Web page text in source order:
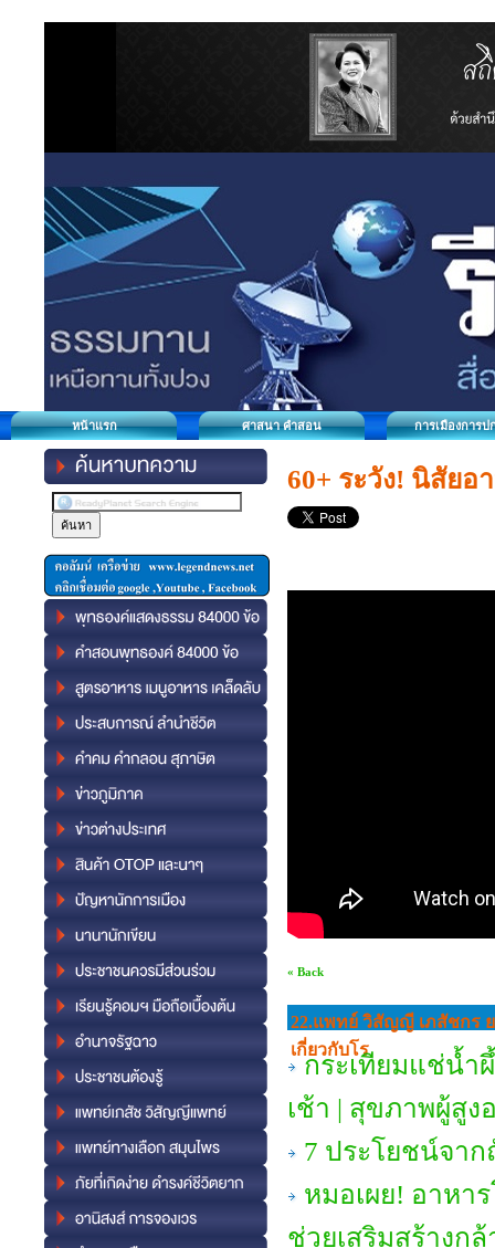
หน้าแรก ศาสนา คำสอน การเมืองการป
60+ ระวัง! นิสัย
« Back
22.แพทย์ วิสัญญี เภสัชกร
เกี่ยวกับโร
กระเทียมแช่น้ำ
เช้า | สุขภาพผู้สูง
7 ประโยชน์จา
หมอเผย! อาหา
ช่วยเสริมสร้างกล้